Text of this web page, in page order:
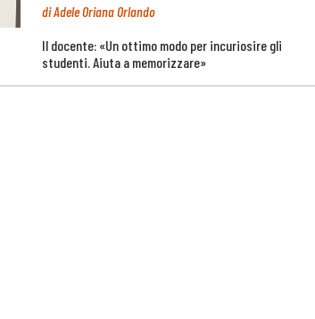
di Adele Oriana Orlando
Il docente: «Un ottimo modo per incuriosire gli
studenti. Aiuta a memorizzare»